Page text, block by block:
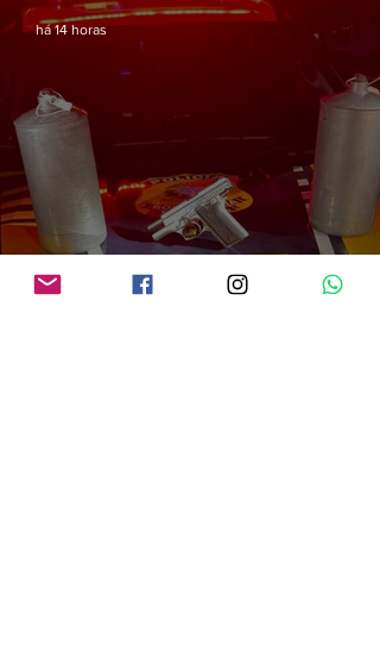
há 14 horas